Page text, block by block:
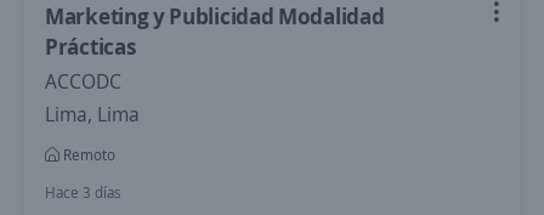
Marketing y Publicidad Modalidad
Prácticas
ACCODC
Lima, Lima
Remoto
Hace 3 días